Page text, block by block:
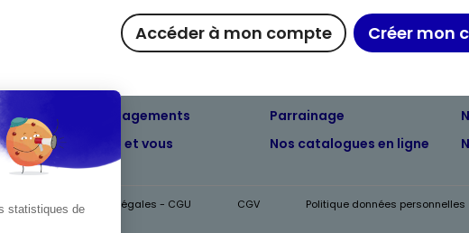
Bienvenue chez Maximo
Nos engagements
Maximo et vous
Parrainage
Nos catalogues en ligne
Mentions légales - CGU CGV Politique données personnelles
Accéder à mon compte Créer mon